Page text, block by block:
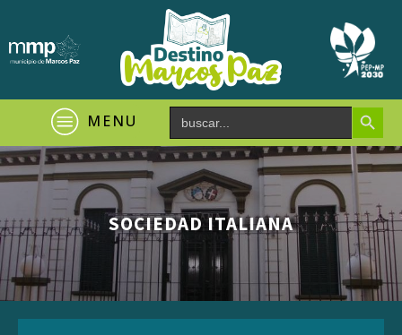
MENU Search
for:
Search Button
SOCIEDAD ITALIANA